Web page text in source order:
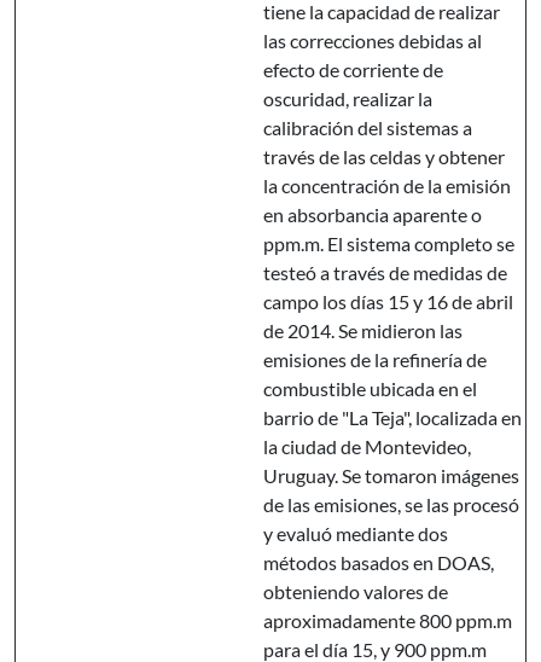
tiene la capacidad de realizar
las correcciones debidas al
efecto de corriente de
oscuridad, realizar la
calibración del sistemas a
través de las celdas y obtener
la concentración de la emisión
en absorbancia aparente o
ppm.m. El sistema completo se
testeó a través de medidas de
campo los días 15 y 16 de abril
de 2014. Se midieron las
emisiones de la refinería de
combustible ubicada en el
barrio de "La Teja", localizada en
la ciudad de Montevideo,
Uruguay. Se tomaron imágenes
de las emisiones, se las procesó
y evaluó mediante dos
métodos basados en DOAS,
obteniendo valores de
aproximadamente 800 ppm.m
para el día 15, y 900 ppm.m